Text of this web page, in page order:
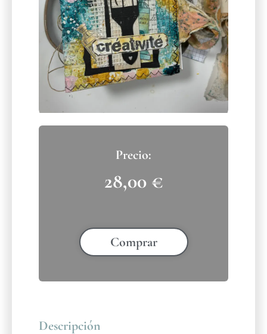
28,00 €
Comprar
Descripción